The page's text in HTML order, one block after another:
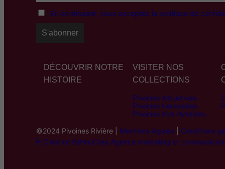
En continuant, vous acceptez la politique de
DÉCOUVRIR NOTRE
HISTOIRE
VISITER NOS
COLLECTIONS
Pivoines Arbustives
Pivoines Herbacées
Pivoines Itoh Hybrides
©2024 Pivoines Rivière | Mentions légales
Conditions
Création BeYouCrea Agence marketing et